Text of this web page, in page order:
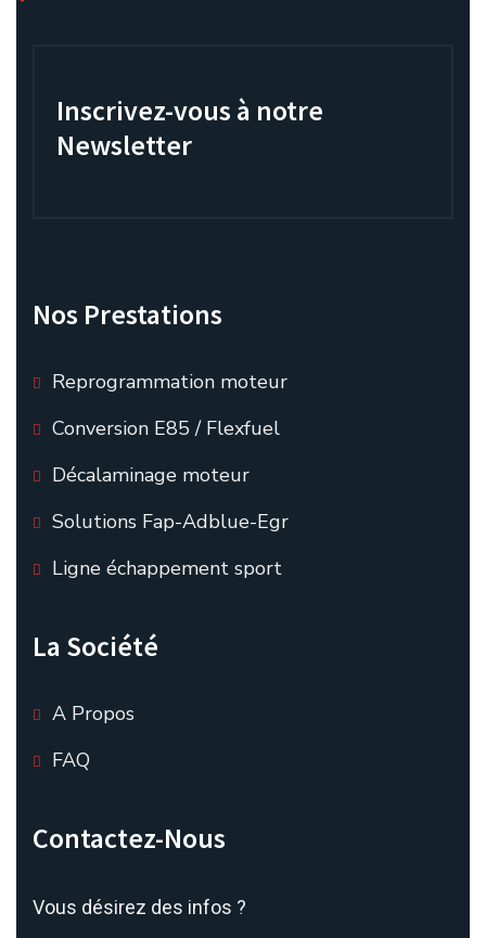
Inscrivez-vous à notre
Newsletter
Nos Prestations
Reprogrammation moteur
Conversion E85 / Flexfuel
Décalaminage moteur
Solutions Fap-Adblue-Egr
Ligne échappement sport
La Société
A Propos
FAQ
Contactez-Nous
Vous désirez des infos ?